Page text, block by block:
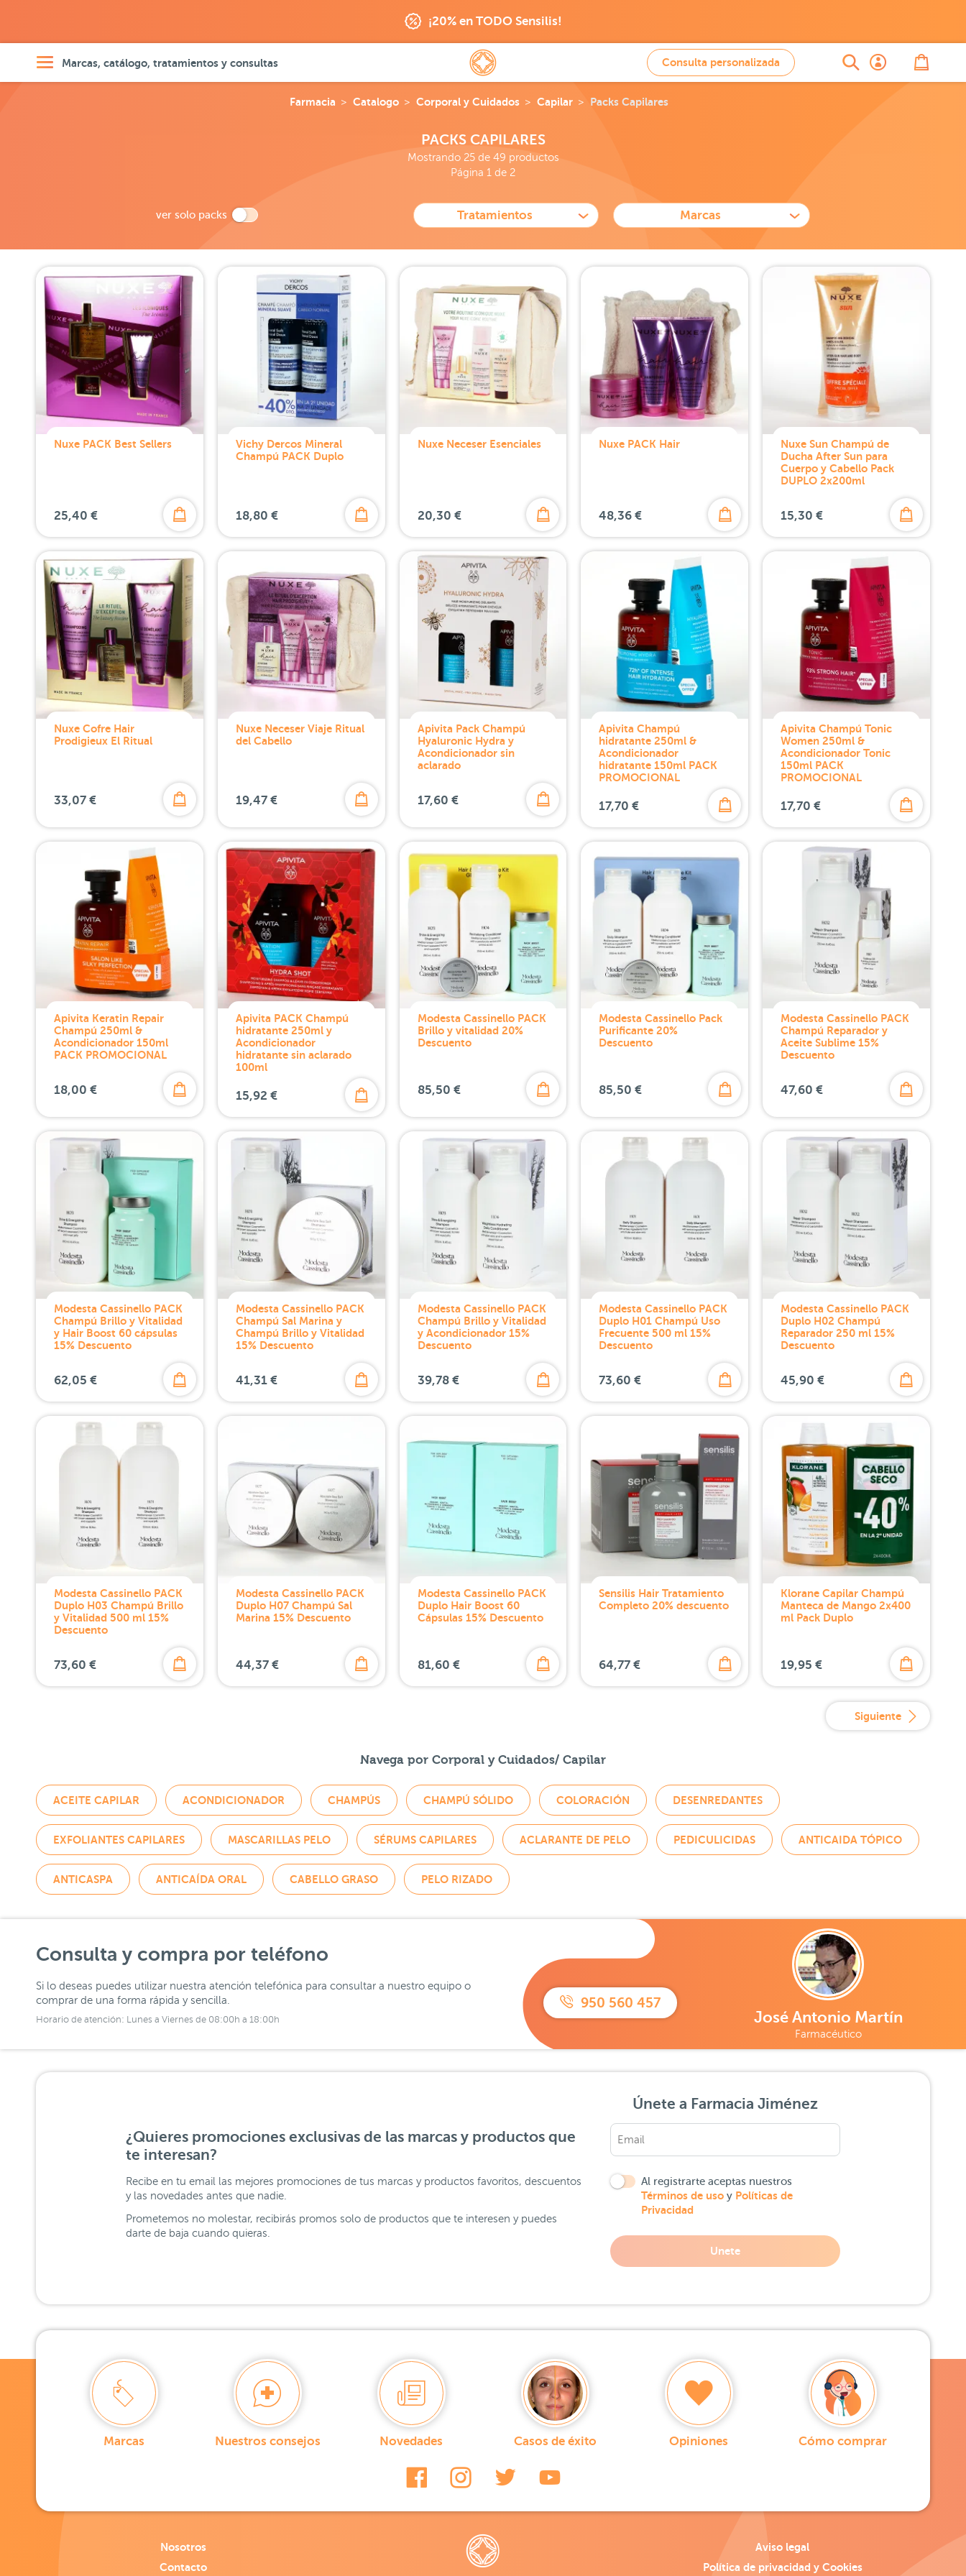
¡20% en TODO Sensilis!
Marcas, catálogo, tratamientos y consultas Consulta personalizada
Farmacia Catalogo Corporal y Cuidados Capilar Packs Capilares
PACKS CAPILARES
Mostrando 25 de 49 productos
Página 1 de 2
ver solo packs
Nuxe PACK Best Sellers
25,40 €
Vichy Dercos Mineral
Champú PACK Duplo
18,80 €
Nuxe Neceser Esenciales
20,30 €
Nuxe PACK Hair
48,36 €
Nuxe Sun Champú de
Ducha After Sun para
Cuerpo y Cabello Pack
DUPLO 2x200ml
15,30 €
Nuxe Cofre Hair
Prodigieux El Ritual
33,07 €
Nuxe Neceser Viaje Ritual
del Cabello
19,47 €
Apivita Pack Champú
Hyaluronic Hydra y
Acondicionador sin
aclarado
17,60 €
Apivita Champú
hidratante 250ml &
Acondicionador
hidratante 150ml PACK
PROMOCIONAL
17,70 €
Apivita Champú Tonic
Women 250ml &
Acondicionador Tonic
150ml PACK
PROMOCIONAL
17,70 €
Apivita Keratin Repair
Champú 250ml &
Acondicionador 150ml
PACK PROMOCIONAL
18,00 €
Apivita PACK Champú
hidratante 250ml y
Acondicionador
hidratante sin aclarado
100ml
15,92 €
Modesta Cassinello PACK
Brillo y vitalidad 20%
Descuento
85,50 €
Modesta Cassinello Pack
Purificante 20%
Descuento
85,50 €
Modesta Cassinello PACK
Champú Reparador y
Aceite Sublime 15%
Descuento
47,60 €
Modesta Cassinello PACK
Champú Brillo y Vitalidad
y Hair Boost 60 cápsulas
15% Descuento
62,05 €
Modesta Cassinello PACK
Champú Sal Marina y
Champú Brillo y Vitalidad
15% Descuento
41,31 €
Modesta Cassinello PACK
Champú Brillo y Vitalidad
y Acondicionador 15%
Descuento
39,78 €
Modesta Cassinello PACK
Duplo H01 Champú Uso
Frecuente 500 ml 15%
Descuento
73,60 €
Modesta Cassinello PACK
Duplo H02 Champú
Reparador 250 ml 15%
Descuento
45,90 €
Modesta Cassinello PACK
Duplo H03 Champú Brillo
y Vitalidad 500 ml 15%
Descuento
73,60 €
Modesta Cassinello PACK
Duplo H07 Champú Sal
Marina 15% Descuento
44,37 €
Modesta Cassinello PACK
Duplo Hair Boost 60
Cápsulas 15% Descuento
81,60 €
Sensilis Hair Tratamiento
Completo 20% descuento
64,77 €
Klorane Capilar Champú
Manteca de Mango 2x400
ml Pack Duplo
19,95 €
Siguiente
Navega por Corporal y Cuidados/ Capilar
ACEITE CAPILAR ACONDICIONADOR CHAMPÚS CHAMPÚ SÓLIDO COLORACIÓN DESENREDANTES
EXFOLIANTES CAPILARES MASCARILLAS PELO SÉRUMS CAPILARES ACLARANTE DE PELO PEDICULICIDAS ANTICAIDA TÓPICO
ANTICASPA ANTICAÍDA ORAL CABELLO GRASO PELO RIZADO
Consulta y compra por teléfono
Si lo deseas puedes utilizar nuestra atención telefónica para consultar a nuestro equipo o
comprar de una forma rápida y sencilla.
Horario de atención: Lunes a Viernes de 08:00h a 18:00h
950 560 457
José Antonio Martín
Farmacéutico
¿Quieres promociones exclusivas de las marcas y productos que
te interesan?
Recibe en tu email las mejores promociones de tus marcas y productos favoritos, descuentos
y las novedades antes que nadie.
Prometemos no molestar, recibirás promos solo de productos que te interesen y puedes
darte de baja cuando quieras.
Únete a Farmacia Jiménez
Al registrarte aceptas nuestros
Términos de uso y Políticas de
Privacidad
Unete
Marcas Nuestros consejos Novedades Casos de éxito Opiniones Cómo comprar
Nosotros
Contacto
Aviso legal
Política de privacidad y Cookies